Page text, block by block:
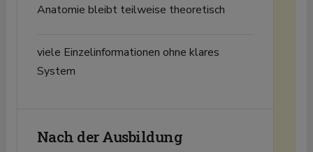
Anatomie bleibt teilweise theoretisch
viele Einzelinformationen ohne klares
System
Nach der Ausbildung